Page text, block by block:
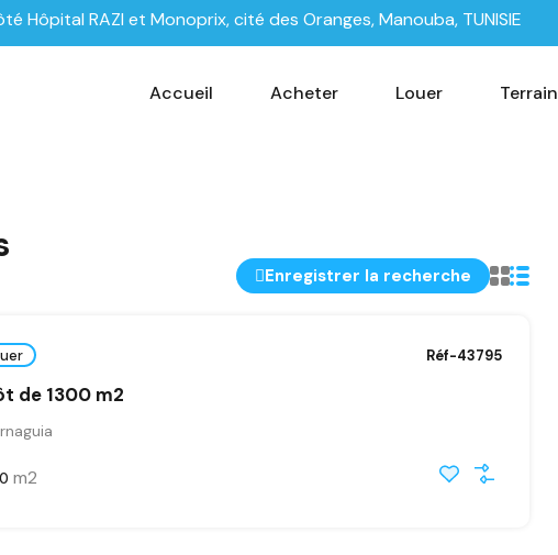
Hôpital RAZI et Monoprix, cité des Oranges, Manouba, TUNISIE
Accueil Acheter Louer Terrain
Enregistrer la recherche
Réf-43795
de 1300 m2
m2